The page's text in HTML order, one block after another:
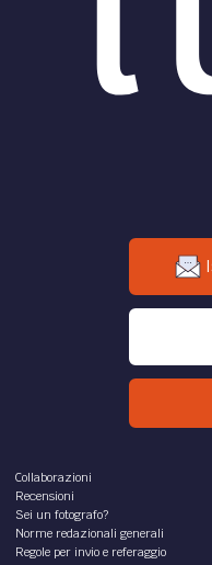
Collaborazioni
Recensioni
Sei un fotografo?
Norme redazionali generali
Regole per invio e referaggio